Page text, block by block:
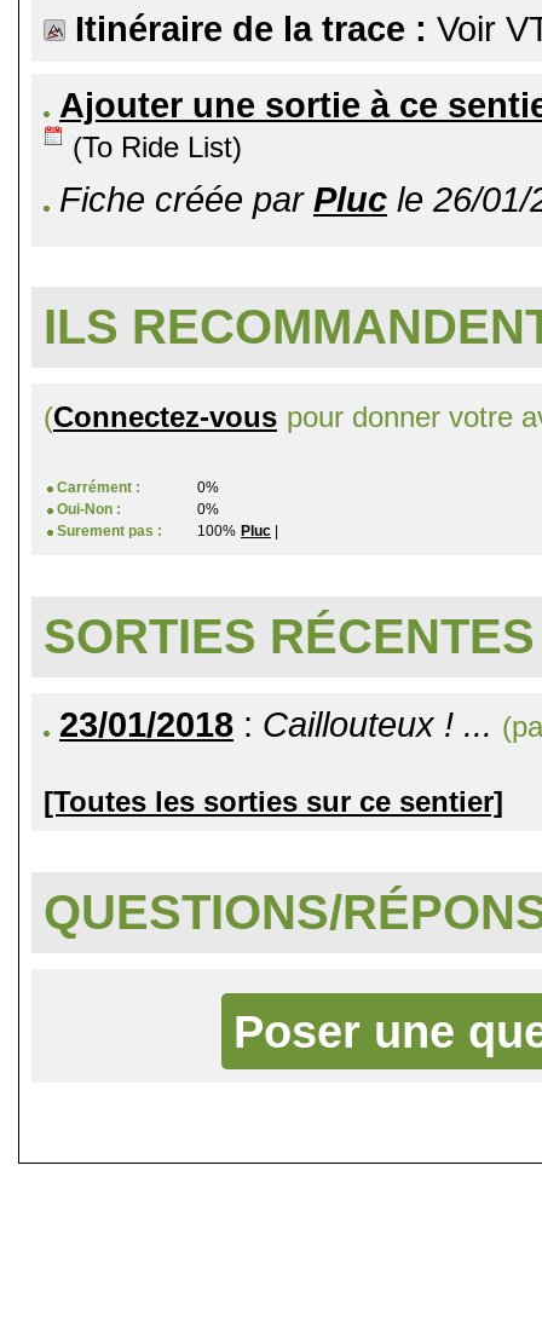
Itinéraire de la trace : Voir
Ajouter une sortie à ce
(To Ride List)
Fiche créée par Pluc le 26/01/
ILS
(Connectez-vous pour donner votre
Carrément :
0%
Oui-Non :
0%
Surement pas :
100% Pluc
SORTIES RÉCENTES
23/01/2018 : Caillouteux ! ...
[Toutes les sorties sur ce sentier]
QUESTIONS/
Poser une